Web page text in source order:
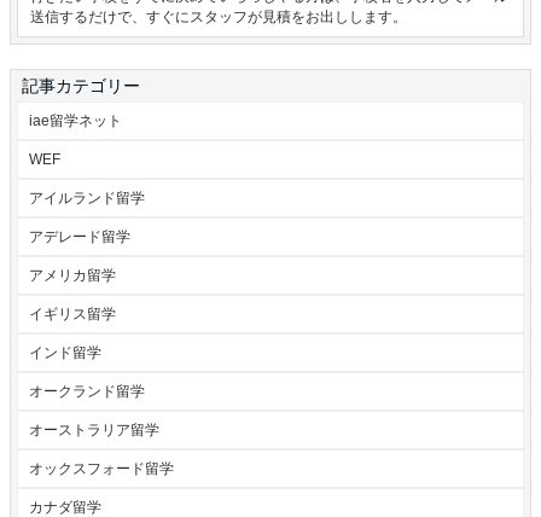
送信するだけで、すぐにスタッフが見積をお出しします。
記事カテゴリー
iae留学ネット
WEF
アイルランド留学
アデレード留学
アメリカ留学
イギリス留学
インド留学
オークランド留学
オーストラリア留学
オックスフォード留学
カナダ留学